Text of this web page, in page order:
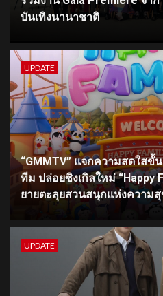
บันเทิงนานาชาติ
UPDATE
“GMMTV” แจกความสดใส
ทีม ปล่อยซิงเกิลใหม่ “Happy
ยายตะลุยสวนสนุกแห่งความสุ
UPDATE